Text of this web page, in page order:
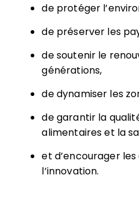
de protéger
de préserver les
de soutenir le
générations,
de dynamiser les
de garantir la
alimentaires et la
et d’encourager
l’innovation.